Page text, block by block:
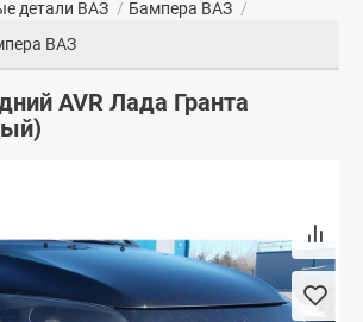
детали ВАЗ / Бампера ВАЗ /
ВАЗ
AVR Лада Гранта